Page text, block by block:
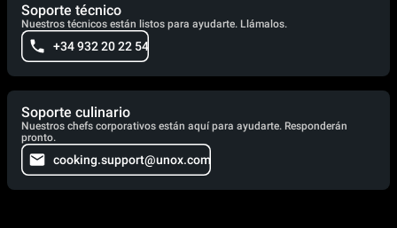
Soporte técnico
Nuestros técnicos están listos para ayudarte. Llámalos.
+34 932 20 22 54
Soporte culinario
Nuestros chefs corporativos están aquí para ayudarte. Responderán
pronto.
cooking.support@unox.com